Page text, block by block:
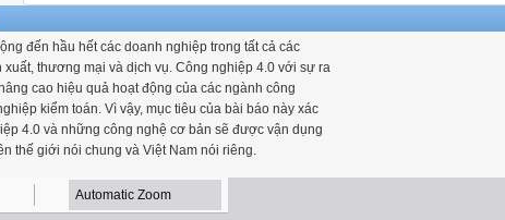
đến hầu hết các doanh nghiệp trong tất cả các
thương mại và dịch vụ. Công nghiệp 4.0 với sự ra
cao hiệu quả hoạt động của các ngành công
kiểm toán. Vì vậy, mục tiêu của bài báo này xác
4.0 và những công nghệ cơ bản sẽ được vận dụng
thế giới nói chung và Việt Nam nói riêng.